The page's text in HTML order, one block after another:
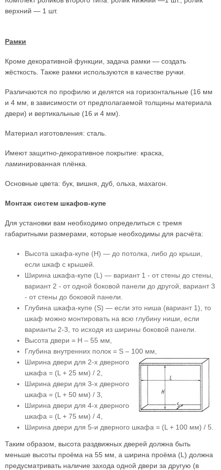
верхний — 1 шт.
Рамки
Кроме декоративной функции, задача рамки — создать
жёсткость. Также рамки используются в качестве ручки.
Различаются по профилю и делятся на горизонтальные (16 мм
и 4 мм, в зависимости от предполагаемой толщины материала
двери) и вертикальные (16 и 4 мм).
Материал изготовления: сталь.
Имеют защитно-декоративное покрытие: краска,
ламинированная плёнка.
Основные цвета: бук, вишня, дуб, ольха, махагон.
Монтаж систем шкафов-купе
Для установки вам необходимо определиться с тремя
габаритными размерами, которые необходимы для расчёта:
Высота шкафа-купе (Н) — до потолка, либо до крыши,
если шкаф с крышей.
Ширина шкафа-купе (L) — вариант 1 - от стены до стены,
вариант 2 - от одной боковой панели до другой, вариант 3
- от стены до боковой панели.
Глубина шкафа-купе (S) — если это ниша (вариант 1), то
шкаф можно монтировать на всю глубину ниши, если
варианты 2-3, то исходя из ширины боковой панели.
Высота двери = Н – 55 мм,
Глубина внутренних полок = S – 100 мм,
Ширина двери для 2-х дверного
шкафа = (L + 25 мм) / 2,
Ширина двери для 3-х дверного
шкафа = (L + 50 мм) / 3,
Ширина двери для 4-х дверного
шкафа = (L + 75 мм) / 4,
Ширина двери для 5-и дверного шкафа = (L + 100 мм) / 5.
Таким образом, высота раздвижных дверей должна быть
меньше высоты проёма на 55 мм, а ширина проёма (L) должна
предусматривать наличие захода одной двери за другую (в